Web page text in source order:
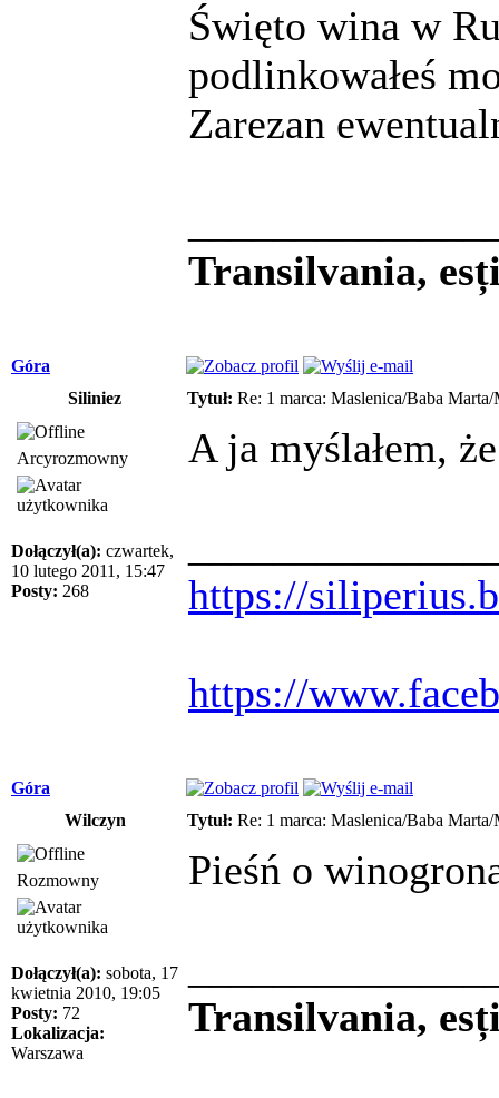
Święto wina w
podlinkowałeś
Zarezan
Transilvania,
Góra
Siliniez
Tytuł: Re: 1 marca: Maslenica/Baba
Arcyrozmowny
Dołączył(a): czwartek,
10 lutego 2011, 15:47
Posty: 268
A ja myślałem,
https://
https://
Góra
Wilczyn
Tytuł: Re: 1 marca: Maslenica/Baba
Rozmowny
Dołączył(a): sobota, 17
kwietnia 2010, 19:05
Posty: 72
Lokalizacja:
Warszawa
Pieśń o
Transilvania,